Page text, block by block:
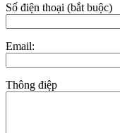
Số điện thoại (bắt buộc)
Email:
Thông điệp